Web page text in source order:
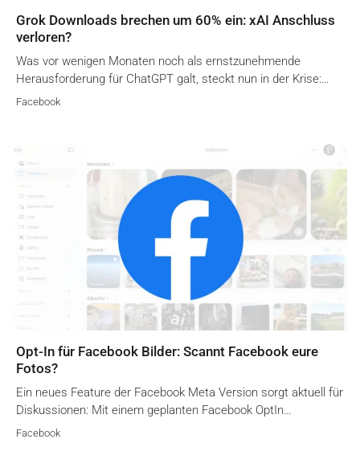
Grok Downloads brechen um 60% ein: xAI Anschluss
verloren?
Was vor wenigen Monaten noch als ernstzunehmende
Herausforderung für ChatGPT galt, steckt nun in der Krise:…
Facebook
Opt-In für Facebook Bilder: Scannt Facebook eure
Fotos?
Ein neues Feature der Facebook Meta Version sorgt aktuell für
Diskussionen: Mit einem geplanten Facebook OptIn…
Facebook